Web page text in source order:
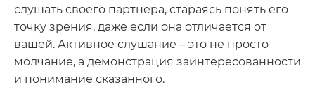
слушать своего партнера, стараясь понять его
точку зрения, даже если она отличается от
вашей. Активное слушание – это не просто
молчание, а демонстрация заинтересованности
и понимание сказанного.